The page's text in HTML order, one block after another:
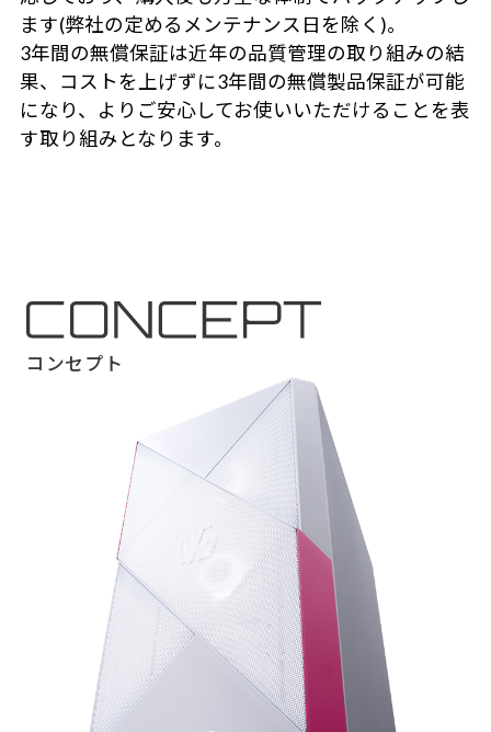
ます(弊社の定めるメンテナンス日を除く)。
3年間の無償保証は近年の品質管理の取り組みの結
果、コストを上げずに3年間の無償製品保証が可能
になり、よりご安心してお使いいただけることを表
す取り組みとなります。
コンセプト